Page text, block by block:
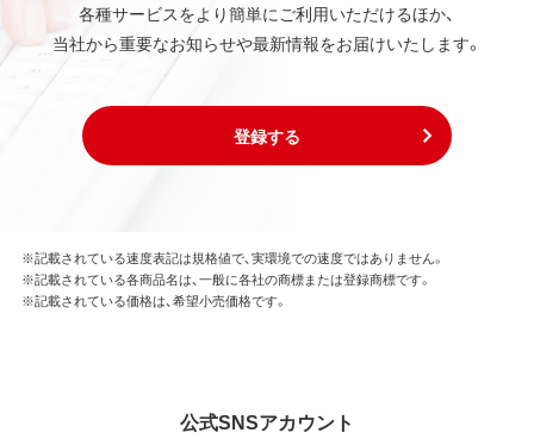
各種サービスをより簡単にご利用いただけるほか、
当社から重要なお知らせや最新情報をお届けいたします。
登録する
※記載されている速度表記は規格値で、実環境での速度ではありません。
※記載されている各商品名は、一般に各社の商標または登録商標です。
※記載されている価格は、希望小売価格です。
公式SNSアカウント